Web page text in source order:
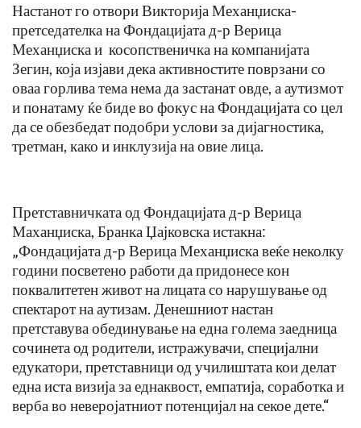
Настанот го отвори Викторија Механџиска-
претседателка на Фондацијата д-р Верица
Механџиска и косопственичка на компанијата
Зегин, која изјави дека активностите поврзани со
оваа горлива тема нема да застанат овде, а аутизмот
и понатаму ќе биде во фокус на Фондацијата со цел
да се обезбедат подобри услови за дијагностика,
третман, како и инклузија на овие лица.
Претставничката од Фондацијата д-р Верица
Маханџиска, Бранка Џајковска истакна:
„Фондацијата д-р Верица Механџиска веќе неколку
години посветено работи да придонесе кон
поквалитетен живот на лицата со нарушување од
спектарот на аутизам. Денешниот настан
претставува обединување на една голема заедница
сочинета од родители, истражувачи, специјални
едукатори, претставници од училиштата кои делат
една иста визија за еднаквост, емпатија, соработка и
верба во неверојатниот потенцијал на секое дете.“